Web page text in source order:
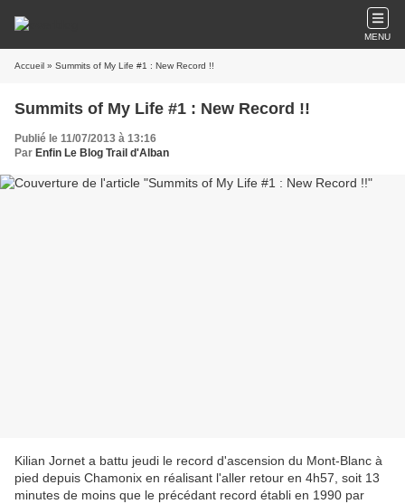
MENU
Accueil » Summits of My Life #1 : New Record !!
Summits of My Life #1 : New Record !!
Publié le 11/07/2013 à 13:16
Par Enfin Le Blog Trail d'Alban
Kilian Jornet a battu jeudi le record d'ascension du Mont-Blanc à
pied depuis Chamonix en réalisant l'aller retour en 4h57, soit 13
minutes de moins que le précédant record établi en 1990 par